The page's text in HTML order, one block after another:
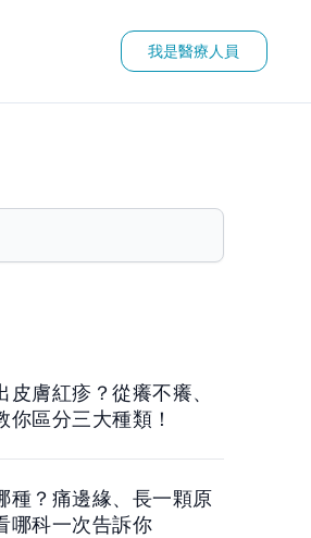
我是醫療人員
膚紅疹？從癢不癢、
你區分三大種類！
種？痛邊緣、長一顆原
科一次告訴你